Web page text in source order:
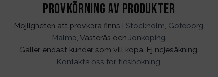
Provkörning av produkter
Möjligheten att provköra finns i Stockholm, Göteborg,
Malmö, Västerås och Jönköping.
Gäller endast kunder som vill köpa. Ej nöjesåkning.
Kontakta oss för tidsbokning.